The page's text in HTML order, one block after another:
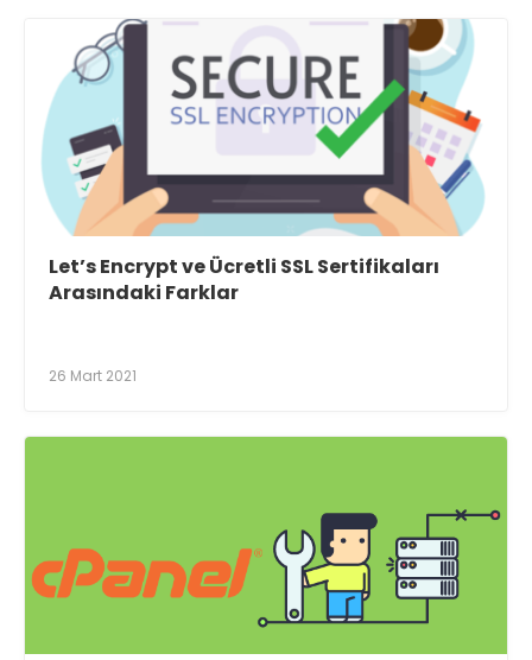
Let’s Encrypt ve Ücretli SSL Sertifikaları
Arasındaki Farklar
26 Mart 2021